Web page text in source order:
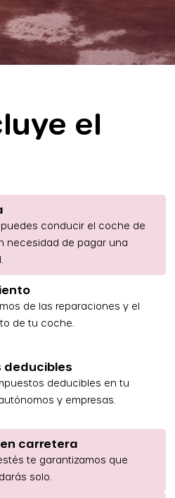
el
conducir el coche de
necesidad de pagar una
de las reparaciones y el
de tu coche.
deducibles
deducibles en tu
y empresas.
carretera
te garantizamos que
solo.